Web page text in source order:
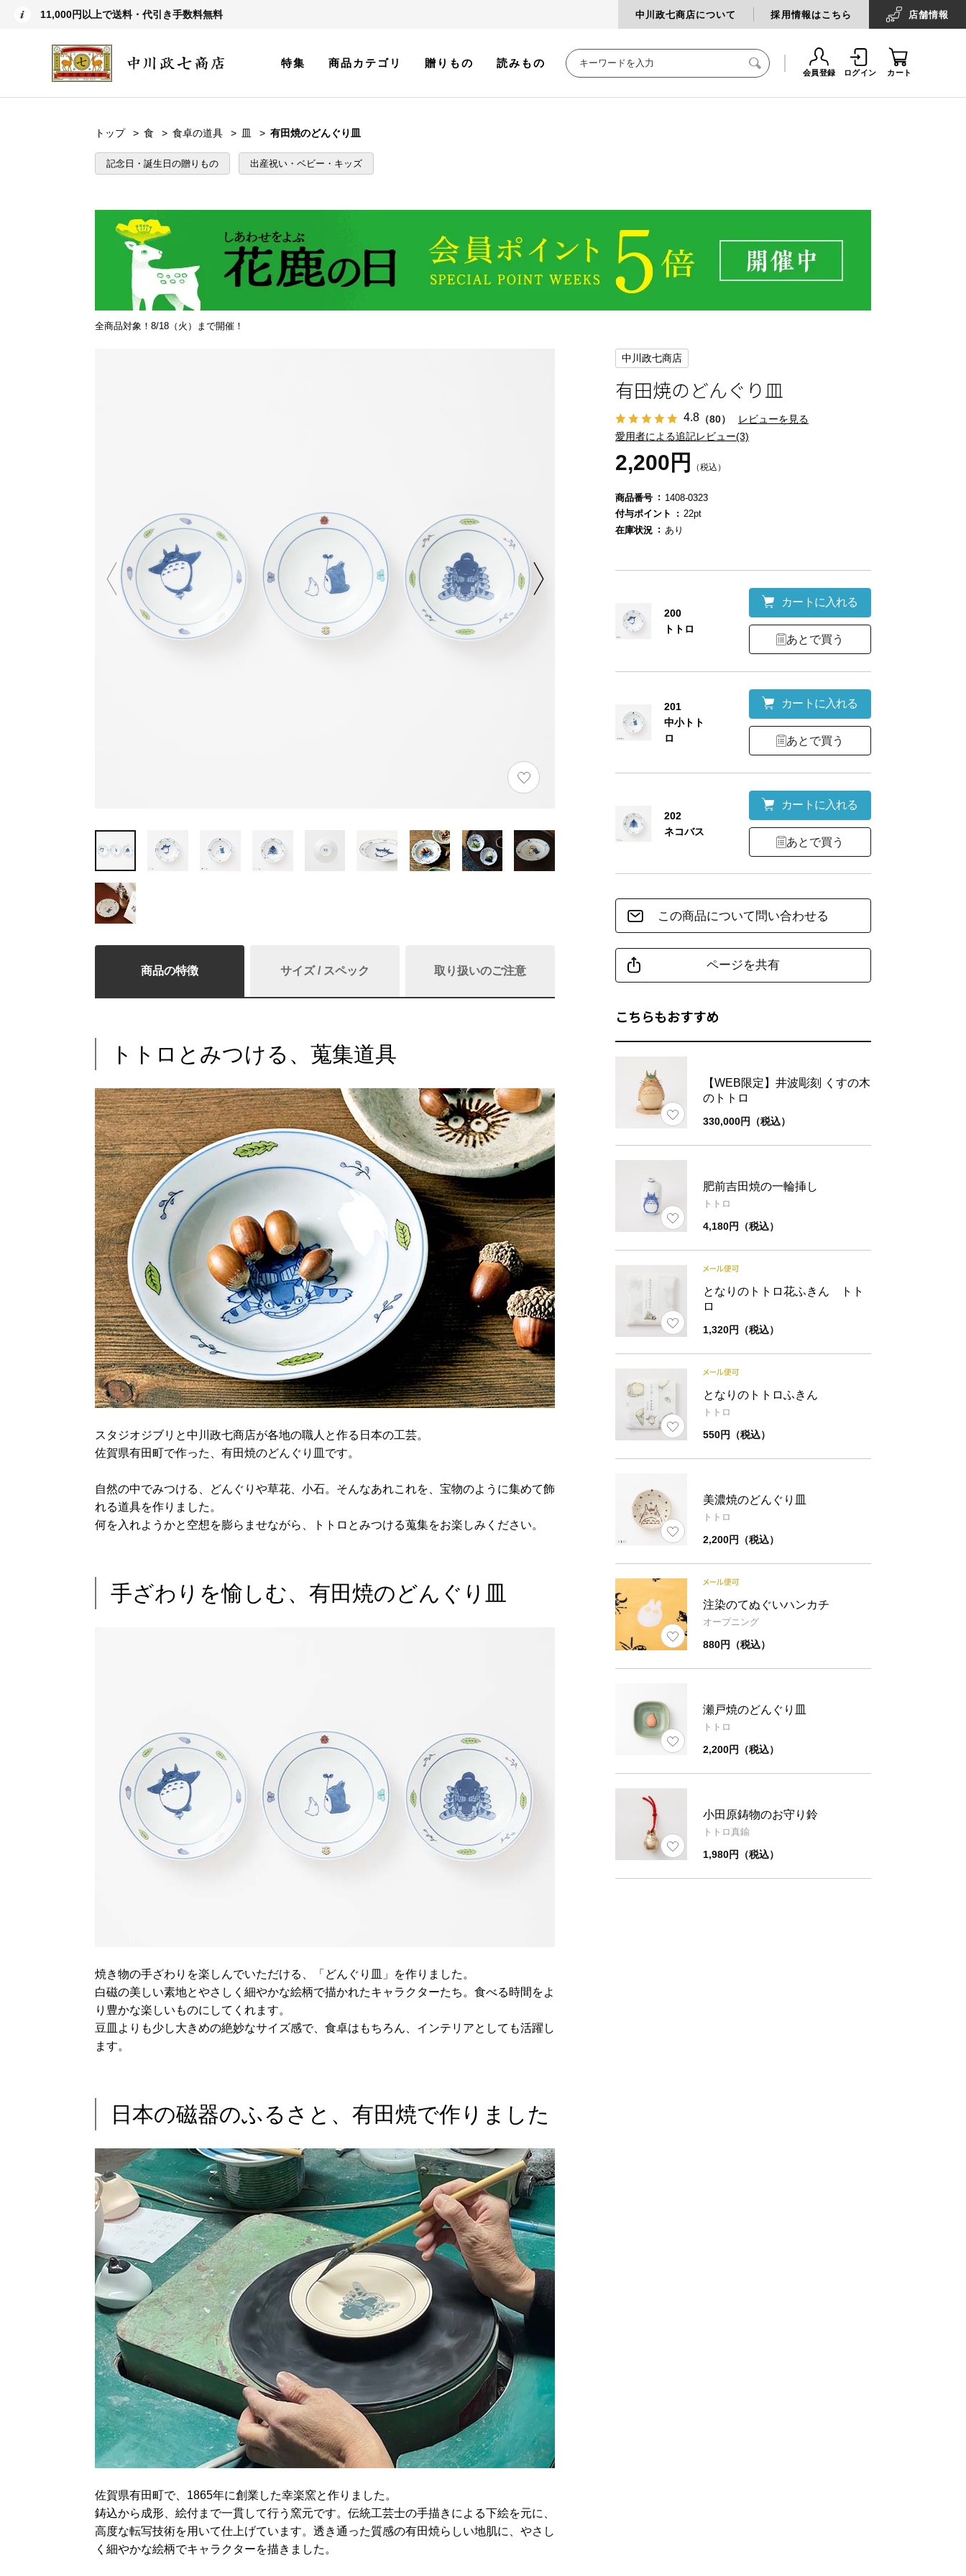
11,000円以上で送料・代引き手数料無料 中川政七商店について 採用情報はこちら 店舗情報
特集 商品カテゴリ 贈りもの 読みもの
会員登録 ログイン カート
トップ 食 食卓の道具 皿 有田焼のどんぐり皿
記念日・誕生日の贈りもの 出産祝い・ベビー・キッズ
全商品対象！8/18（火）まで開催！
商品の特徴 サイズ / スペック 取り扱いのご注意
トトロとみつける、蒐集道具
スタジオジブリと中川政七商店が各地の職人と作る日本の工芸。
佐賀県有田町で作った、有田焼のどんぐり皿です。
自然の中でみつける、どんぐりや草花、小石。そんなあれこれを、宝物のように集めて飾
れる道具を作りました。
何を入れようかと空想を膨らませながら、トトロとみつける蒐集をお楽しみください。
手ざわりを愉しむ、有田焼のどんぐり皿
焼き物の手ざわりを楽しんでいただける、「どんぐり皿」を作りました。
白磁の美しい素地とやさしく細やかな絵柄で描かれたキャラクターたち。食べる時間をよ
り豊かな楽しいものにしてくれます。
豆皿よりも少し大きめの絶妙なサイズ感で、食卓はもちろん、インテリアとしても活躍し
ます。
日本の磁器のふるさと、有田焼で作りました
佐賀県有田町で、1865年に創業した幸楽窯と作りました。
鋳込から成形、絵付まで一貫して行う窯元です。伝統工芸士の手描きによる下絵を元に、
高度な転写技術を用いて仕上げています。透き通った質感の有田焼らしい地肌に、やさし
く細やかな絵柄でキャラクターを描きました。
素材 磁器
約100g
備考
中川政七商店
有田焼のどんぐり皿
4.8 （80）
レビューを見る
愛用者による追記レビュー(3)
2,200円 （税込）
商品番号
1408-0323
付与ポイント
22pt
在庫状況
あり
200
トトロ
カートに入れる
あとで買う
201
中小トト
ロ
カートに入れる
あとで買う
202
ネコバス
カートに入れる
あとで買う
こちらもおすすめ
【WEB限定】井波彫刻 くすの木
のトトロ
330,000円（税込）
肥前吉田焼の一輪挿し
トトロ
4,180円（税込）
となりのトトロ花ふきん トト
ロ
1,320円（税込）
となりのトトロふきん
トトロ
550円（税込）
美濃焼のどんぐり皿
トトロ
2,200円（税込）
注染のてぬぐいハンカチ
オープニング
880円（税込）
瀬戸焼のどんぐり皿
トトロ
2,200円（税込）
小田原鋳物のお守り鈴
トトロ真鍮
1,980円（税込）
この商品について問い合わせる
ページを共有